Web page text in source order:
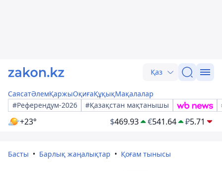
Қаз
СаясатӘлемҚаржыОқиғаҚұқықМақалалар
#Референдум-2026
#Қазақстан мақтанышы
+23° $469.93 €541.64 ₽5.71
Басты Барлық жаңалықтар Қоғам тынысы